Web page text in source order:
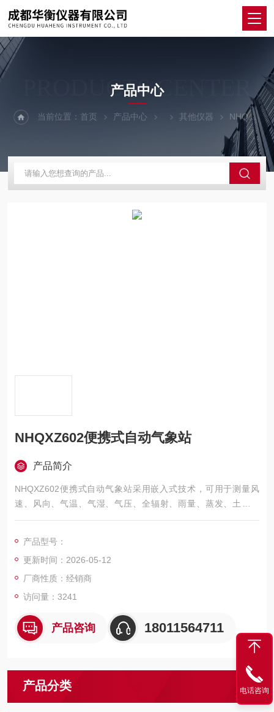
PRODUCTS CENTER
产品中心
当前位置：首页 产品中心 其他仪器 NHQXZ602便携式自动气象站
NHQXZ602便携式自动气象站
产品简介
NHQXZ602便携式自动气象站采用嵌入式技术，可用于测量风
速、风向、气温、气湿、气压、全辐射、雨量、蒸发、土壤温
度、土壤水份等各类气象数据。
产品型号：
更新时间：2026-05-12
厂商性质：经销商
访问量：3241
产品咨询 18011564711
产品分类 电话咨询